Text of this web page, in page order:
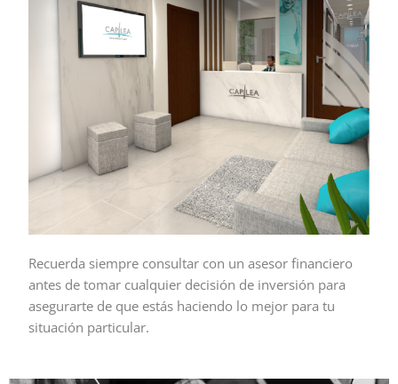
Recuerda siempre consultar con un asesor financiero
antes de tomar cualquier decisión de inversión para
asegurarte de que estás haciendo lo mejor para tu
situación particular.